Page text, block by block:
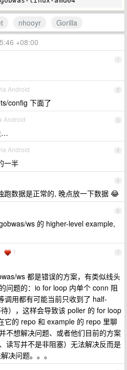
nhooyr
Gorilla
+08:00
1
2
Android
config 下面了
3
Android
…
4
Android
一半
5
跑数据是正常的, 晚点放一下数据 😂
6
ws 的 higher-level example,
7
1
ws 都是错误的方案，有类似线头
问题的：io for loop 内单个 conn 阻
调用都有可能当前只收到了 half-
），这样会导致该 poller 的 for loop
它的 repo 和 example 的 repo 里聊
不想解决问题、或者他们目前的方案
读写并不是非阻塞）无法解决反而是
决问题。。。